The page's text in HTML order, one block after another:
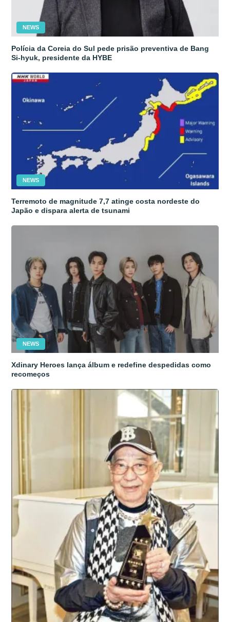
NEWS
Polícia da Coreia do Sul pede prisão preventiva de Bang
Si-hyuk, presidente da HYBE
NEWS
Terremoto de magnitude 7,7 atinge costa nordeste do
Japão e dispara alerta de tsunami
NEWS
Xdinary Heroes lança álbum e redefine despedidas como
recomeços